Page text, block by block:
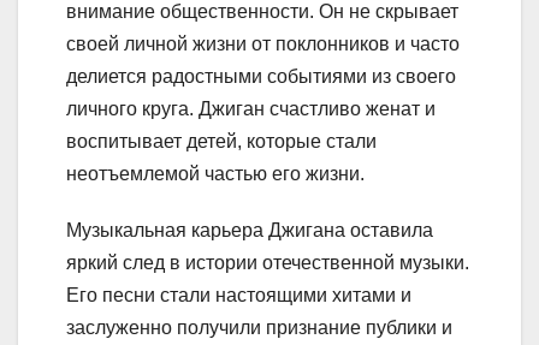
внимание общественности. Он не скрывает
своей личной жизни от поклонников и часто
делиется радостными событиями из своего
личного круга. Джиган счастливо женат и
воспитывает детей, которые стали
неотъемлемой частью его жизни.
Музыкальная карьера Джигана оставила
яркий след в истории отечественной музыки.
Его песни стали настоящими хитами и
заслуженно получили признание публики и